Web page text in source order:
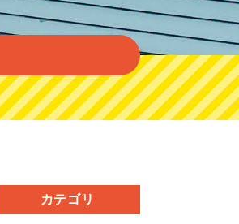
カテゴリ